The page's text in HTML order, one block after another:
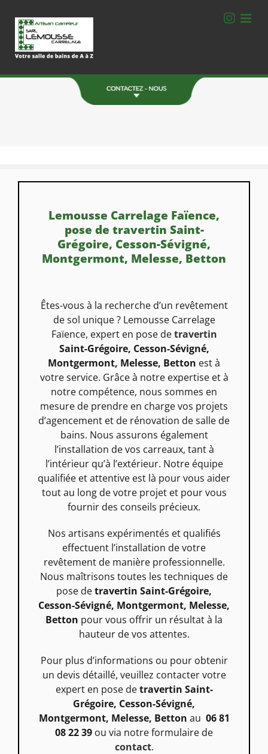
contenu
Une Question ?
Contactez-nous.
FORMULAIRE DE CONTACT
Lemousse Carrelage Faïence,
pose de travertin Saint-
Grégoire, Cesson-Sévigné,
Montgermont, Melesse, Betton
Êtes-vous à la recherche d’un revêtement
de sol unique ? Lemousse Carrelage
Faïence, expert en pose detravertin
Saint-Grégoire, Cesson-Sévigné,
Montgermont, Melesse, Betton est à
votre service. Grâce à notre expertise et à
notre compétence, nous sommes en
mesure de prendre en charge vos projets
d’agencement et de rénovation de salle de
bains. Nous assurons également
l’installation de vos carreaux, tant à
l’intérieur qu’à l’extérieur. Notre équipe
qualifiée et attentive est là pour vous aider
tout au long de votre projet et pour vous
fournir des conseils précieux.
Nos artisans expérimentés et qualifiés
effectuent l’installation de votre
revêtement de manière professionnelle.
Nous maîtrisons toutes les techniques de
pose detravertin Saint-Grégoire,
Cesson-Sévigné, Montgermont, Melesse,
Betton pour vous offrir un résultat à la
hauteur de vos attentes.
Pour plus d’informations ou pour obtenir
un devis détaillé, veuillez contacter votre
expert en pose detravertin Saint-
Grégoire, Cesson-Sévigné,
Montgermont, Melesse, Betton au 06 81
08 22 39 ou via notre formulaire de
contact.